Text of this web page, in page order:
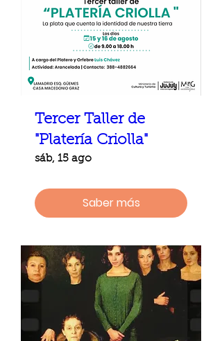
Tercer Taller de
"Platería Criolla"
sáb, 15 ago
Saber más